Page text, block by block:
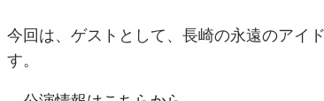
今回は、ゲストとして、長崎の永遠のアイ
す。